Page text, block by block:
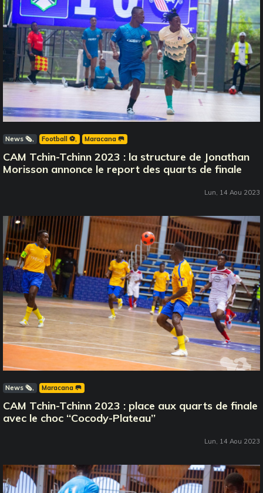
News 🗞️ Football ⚽️ Maracana 🥅
CAM Tchin-Tchinn 2023 : la structure de Jonathan
Morisson annonce le report des quarts de finale
Lun, 14 Aou 2023
News 🗞️ Maracana 🥅
CAM Tchin-Tchinn 2023 : place aux quarts de finale
avec le choc ‘‘Cocody-Plateau’’
Lun, 14 Aou 2023